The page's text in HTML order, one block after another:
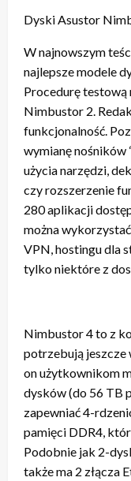
Dyski Asustor
W najnowszym
najlepsze modele
Procedurę testową
Nimbustor 2.
funkcjonalność.
wymianę nośników
użycia narzędzi,
czy rozszerzenie
280 aplikacji
można
VPN, hostingu dla
tylko niektóre z
Nimbustor 4 to z
potrzebują jeszcze
on użytkownikom
dysków (do 56 TB
zapewniać 4-
pamięci DDR4,
Podobnie jak 2-
także ma 2 złącza